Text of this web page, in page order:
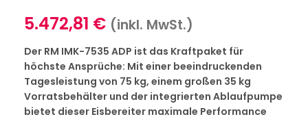
5.472,81 € (inkl. MwSt.)
Der RM IMK-7535 ADP ist das Kraftpaket für
höchste Ansprüche: Mit einer beeindruckenden
Tagesleistung von 75 kg, einem großen 35 kg
Vorratsbehälter und der integrierten Ablaufpumpe
bietet dieser Eisbereiter maximale Performance